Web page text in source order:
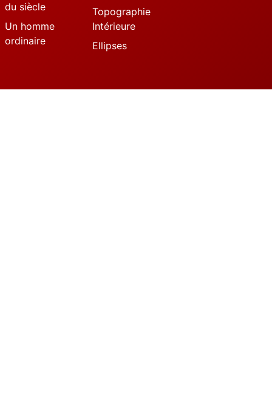
du siècle
Un homme
ordinaire
Topographie
Intérieure
Ellipses